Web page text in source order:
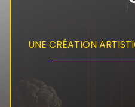
UNE CRÉATION